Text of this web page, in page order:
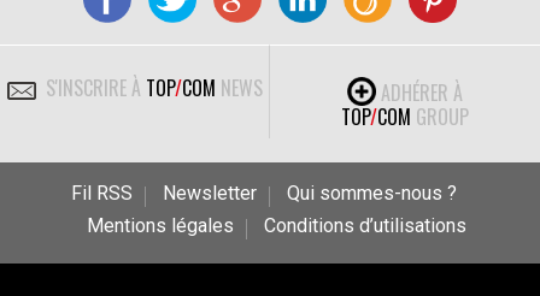
S'INSCRIRE À TOP/COM NEWS
ADHÉRER À
TOP/COM GROUP
Fil RSS Newsletter
Qui sommes-nous ?
Mentions légales
Conditions d’utilisations